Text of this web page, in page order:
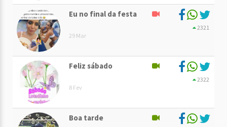
Eu no final da festa
29 Mar
2321
Feliz sábado
8 Fev
2322
Boa tarde